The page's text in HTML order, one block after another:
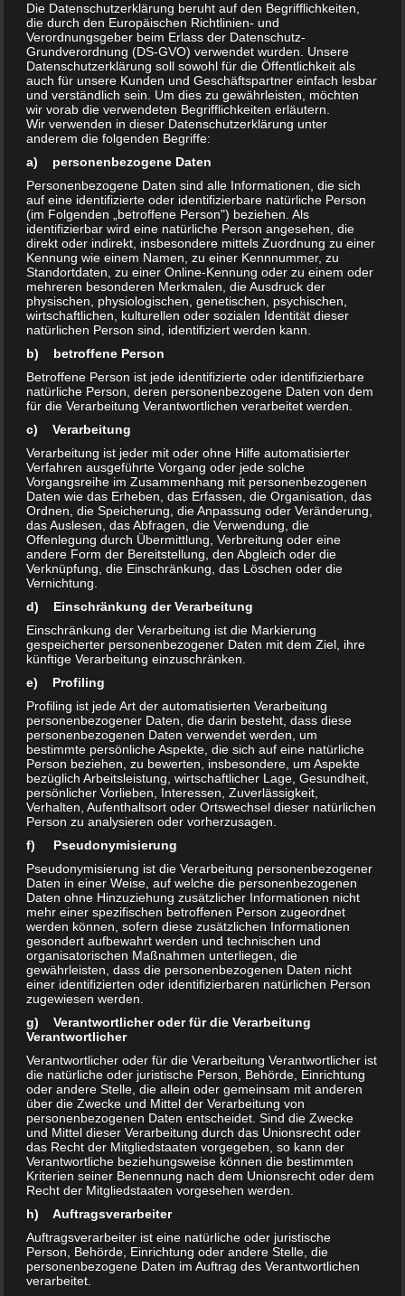
– bakterizid,
– viruzid,
– fungizid,
– sporizid
wirken muss. Die Einteilung der Desinfektionsmittel bzw.
Biozide erfolgt in die Wirkungsbereiche A), B), C, und D):
A)zur Abtötung von vegetativen Bakterien
einschließlich Mykobakterien sowie von Pilzen
einschließlich Pilzsporen geeignet
B)zur Inaktivierung von Viren geeignet
C)zur Abtötung von Sporen des Erregers des
Milzbrandes geeignet
D)
zur Abtötung von Sporen der Erreger von Gasödem
und Wundstarrkrampf geeignet (zur Abtötung dieser
Sporen müssen spezielle Sterilisationsverfahren
angewendet werden)
Diehandelsüblichen Desinfektionsmittelsind sämtlich
wirksam im Wirkungsbereich A), wobei hier Ausnahmen
bestehen. Beispielsweise weist 75%iger Alkohol
Wirkungslücken bei Pilzsporen und Sporen von Bakterien
auf. Die Übergänge und Wirkungslücken sind für jedes
Desinfektionsmittel im Einzelfall abzuklären. Die einzigen
handelsüblichen Produkte ohne Wirkungslücke für den
Wirkungsbereich A) und B) sind
(Chlorbleiche) undWasserstoffperoxid (H2O2)
Peressigsäure (PES) , abhängig von der Konzentration und
Einwirkungsdauer.
Der Anwender hat also dafür Sorge zu tragen, dass genau
für seine Bedürfnisse das passende Produkt in
angegebener Konzentration, Verweilzeit und Anwendung
zum Einsatz kommt.
Darüber hinaus muss bekannt sein, in welchem
das geeignete Biozid hohe, bzw. niedrige oder auch keine
Wirksamkeitmehr zeigt.Beispielsweise sollte in einem
Schwimmbad- oder Duschbereich, der zuvor mit sauren
Kalkreinigern gesäubert wurde, kein Biozid zum Einsatz
kommen, welches im sauren pH-Milieu (<pH7) unwirksam ist
(z.B. Chlorbleiche, quartäre Ammoniumverbindungen).
Das brauchbarste Biozid wäre hier ein
Peressigsäure-Produkt. Auch wenn alkoholische
Desinfektionsmittel (Gehalt >60%) im sauren Milieu
grundsätzlich wirkungsvoll sind, kann aufgrund des
möglichenVerdünnungseffektesaber kein reines Alkohol-
Desinfektionsmittel zum Einsatz kommen. Darüber hinaus
sind solche Produkte entzündlich und explosiv, so dass hier
nurkleine Flächenbis max. 2 Quadratmetern für eine
Desinfektionsmaßnahme in Frage kommen.Rein
alkoholische Produkte erfassen nicht alle Arten von Erregern
so dass hier eineeingeschränkte Wirksamkeit
Fazit:
der Anwender hat sich kundig zu machen, welche
Die Datenschutzerklärung beruht auf den Begrifflichkeiten,
die durch den Europäischen Richtlinien- und
Verordnungsgeber beim Erlass der Datenschutz-
Grundverordnung (DS-GVO) verwendet wurden. Unsere
Datenschutzerklärung soll sowohl für die Öffentlichkeit als
auch für unsere Kunden und Geschäftspartner einfach lesbar
und verständlich sein. Um dies zu gewährleisten, möchten
wir vorab die verwendeten Begrifflichkeiten erläutern.
Wir verwenden in dieser Datenschutzerklärung unter
anderem die folgenden Begriffe:
a) personenbezogene Daten
Personenbezogene Daten sind alle Informationen, die sich
auf eine identifizierte oder identifizierbare natürliche Person
(im Folgenden „betroffene Person") beziehen. Als
identifizierbar wird eine natürliche Person angesehen, die
direkt oder indirekt, insbesondere mittels Zuordnung zu einer
Kennung wie einem Namen, zu einer Kennnummer, zu
Standortdaten, zu einer Online-Kennung oder zu einem oder
mehreren besonderen Merkmalen, die Ausdruck der
physischen, physiologischen, genetischen, psychischen,
wirtschaftlichen, kulturellen oder sozialen Identität dieser
natürlichen Person sind, identifiziert werden kann.
b) betroffene Person
Betroffene Person ist jede identifizierte oder identifizierbare
natürliche Person, deren personenbezogene Daten von dem
für die Verarbeitung Verantwortlichen verarbeitet werden.
c) Verarbeitung
Verarbeitung ist jeder mit oder ohne Hilfe automatisierter
Verfahren ausgeführte Vorgang oder jede solche
Vorgangsreihe im Zusammenhang mit personenbezogenen
Daten wie das Erheben, das Erfassen, die Organisation, das
Ordnen, die Speicherung, die Anpassung oder Veränderung,
das Auslesen, das Abfragen, die Verwendung, die
Offenlegung durch Übermittlung, Verbreitung oder eine
andere Form der Bereitstellung, den Abgleich oder die
Verknüpfung, die Einschränkung, das Löschen oder die
Vernichtung.
d) Einschränkung der Verarbeitung
Einschränkung der Verarbeitung ist die Markierung
gespeicherter personenbezogener Daten mit dem Ziel, ihre
künftige Verarbeitung einzuschränken.
e) Profiling
Profiling ist jede Art der automatisierten Verarbeitung
personenbezogener Daten, die darin besteht, dass diese
personenbezogenen Daten verwendet werden, um
bestimmte persönliche Aspekte, die sich auf eine natürliche
Person beziehen, zu bewerten, insbesondere, um Aspekte
bezüglich Arbeitsleistung, wirtschaftlicher Lage, Gesundheit,
persönlicher Vorlieben, Interessen, Zuverlässigkeit,
Verhalten, Aufenthaltsort oder Ortswechsel dieser natürlichen
Person zu analysieren oder vorherzusagen.
f) Pseudonymisierung
Pseudonymisierung ist die Verarbeitung personenbezogener
Daten in einer Weise, auf welche die personenbezogenen
Daten ohne Hinzuziehung zusätzlicher Informationen nicht
mehr einer spezifischen betroffenen Person zugeordnet
werden können, sofern diese zusätzlichen Informationen
gesondert aufbewahrt werden und technischen und
organisatorischen Maßnahmen unterliegen, die
gewährleisten, dass die personenbezogenen Daten nicht
einer identifizierten oder identifizierbaren natürlichen Person
zugewiesen werden.
g) Verantwortlicher oder für die Verarbeitung
Verantwortlicher
Verantwortlicher oder für die Verarbeitung Verantwortlicher ist
die natürliche oder juristische Person, Behörde, Einrichtung
oder andere Stelle, die allein oder gemeinsam mit anderen
über die Zwecke und Mittel der Verarbeitung von
personenbezogenen Daten entscheidet. Sind die Zwecke
und Mittel dieser Verarbeitung durch das Unionsrecht oder
das Recht der Mitgliedstaaten vorgegeben, so kann der
Verantwortliche beziehungsweise können die bestimmten
Kriterien seiner Benennung nach dem Unionsrecht oder dem
Recht der Mitgliedstaaten vorgesehen werden.
h) Auftragsverarbeiter
Auftragsverarbeiter ist eine natürliche oder juristische
Person, Behörde, Einrichtung oder andere Stelle, die
personenbezogene Daten im Auftrag des Verantwortlichen
verarbeitet.